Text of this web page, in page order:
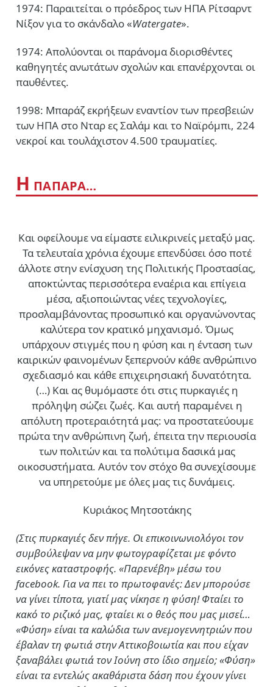
1974: Παραιτείται ο πρόεδρος των ΗΠΑ Ρίτσαρντ
Νίξον για το σκάνδαλο «Watergate».
1974: Απολύονται οι παράνομα διορισθέντες
καθηγητές ανωτάτων σχολών και επανέρχονται οι
παυθέντες.
1998: Μπαράζ εκρήξεων εναντίον των πρεσβειών
των ΗΠΑ στο Νταρ ες Σαλάμ και το Ναϊρόμπι, 224
νεκροί και τουλάχιστον 4.500 τραυματίες.
Η ΠΑΠΑΡΑ…
Και οφείλουμε να είμαστε ειλικρινείς μεταξύ μας.
Τα τελευταία χρόνια έχουμε επενδύσει όσο ποτέ
άλλοτε στην ενίσχυση της Πολιτικής Προστασίας,
αποκτώντας περισσότερα εναέρια και επίγεια
μέσα, αξιοποιώντας νέες τεχνολογίες,
προσλαμβάνοντας προσωπικό και οργανώνοντας
καλύτερα τον κρατικό μηχανισμό. Όμως
υπάρχουν στιγμές που η φύση και η ένταση των
καιρικών φαινομένων ξεπερνούν κάθε ανθρώπινο
σχεδιασμό και κάθε επιχειρησιακή δυνατότητα.
(…) Και ας θυμόμαστε ότι στις πυρκαγιές η
πρόληψη σώζει ζωές. Και αυτή παραμένει η
απόλυτη προτεραιότητά μας: να προστατεύουμε
πρώτα την ανθρώπινη ζωή, έπειτα την περιουσία
των πολιτών και τα πολύτιμα δασικά μας
οικοσυστήματα. Αυτόν τον στόχο θα συνεχίσουμε
να υπηρετούμε με όλες μας τις δυνάμεις.
Κυριάκος Μητσοτάκης
(Στις πυρκαγιές δεν πήγε. Οι επικοινωνιολόγοι τον
συμβούλεψαν να μην φωτογραφίζεται με φόντο
εικόνες καταστροφής. «Παρενέβη» μέσω του
facebook. Για να πει το πρωτοφανές: Δεν μπορούσε
να γίνει τίποτα, γιατί μας νίκησε η φύση! Φταίει το
κακό το ριζικό μας, φταίει κι ο θεός που μας μισεί…
«Φύση» είναι τα καλώδια των ανεμογεννητριών που
έβαλαν τη φωτιά στην Αττικοβοιωτία και που είχαν
ξαναβάλει φωτιά τον Ιούνη στο ίδιο σημείο; «Φύση»
είναι τα εντελώς ακαθάριστα δάση που έχουν γίνει